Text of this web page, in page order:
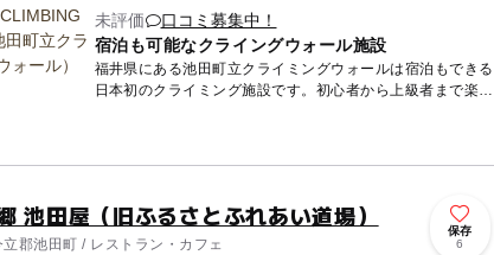
未評価
口コミ募集中！
宿泊も可能なクライングウォール施設
福井県にある池田町立クライミングウォールは宿泊もできる
日本初のクライミング施設です。初心者から上級者まで楽し
池田屋（旧ふるさとふれあい道場）
立郡池田町 / レストラン・カフェ
保存
6